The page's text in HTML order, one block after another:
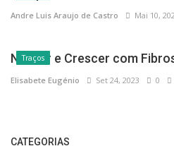
Andre Luis Araujo de Castro Mai 10,
Traços
Nascer e Crescer com
Elisabete Eugénio Set 24, 2023 0
CATEGORIAS